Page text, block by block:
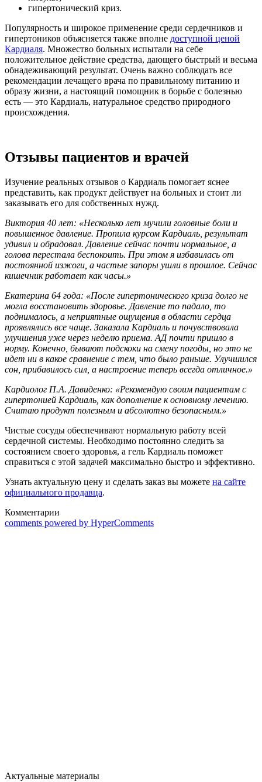
гипертонический криз.
Популярность и широкое применение среди сердечников и
гипертоников объясняется также вполне доступной ценой
Кардиаля. Множество больных испытали на себе
положительное действие средства, дающего быстрый и весьма
обнадеживающий результат. Очень важно соблюдать все
рекомендации лечащего врача по правильному питанию и
образу жизни, а настоящий помощник в борьбе с болезнью
есть — это Кардиаль, натуральное средство природного
происхождения.
Отзывы пациентов и врачей
Изучение реальных отзывов о Кардиаль помогает яснее
представить, как продукт действует на больных и стоит ли
заказывать его для собственных нужд.
Виктория 40 лет: «Несколько лет мучили головные боли и
повышенное давление. Пропила курсом Кардиаль, результат
удивил и обрадовал. Давление сейчас почти нормальное, а
голова перестала беспокоить. При этом я избавилась от
постоянной изжоги, а частые запоры ушли в прошлое. Сейчас
кишечник работает как часы.»
Екатерина 64 года: «После гипертонического криза долго не
могла восстановить здоровье. Давление то падало, то
поднималось, а неприятные ощущения в области сердца
проявлялись все чаще. Заказала Кардиаль и почувствовала
улучшения уже через неделю приема. АД почти пришло в
норму. Конечно, бывают подскоки на смену погоды, но это не
идет ни в какое сравнение с тем, что было раньше. Улучшился
сон, прибавилось сил, а настроение теперь всегда отличное.»
Кардиолог П.А. Давиденко: «Рекомендую своим пациентам с
гипертонией Кардиаль, как дополнение к основному лечению.
Считаю продукт полезным и абсолютно безопасным.»
Чистые сосуды обеспечивают нормальную работу всей
сердечной системы. Необходимо постоянно следить за
состоянием своего здоровья, а гель Кардиаль поможет
справиться с этой задачей максимально быстро и эффективно.
Узнать актуальную цену и сделать заказ вы можете на сайте
официального продавца.
Комментарии
comments powered by HyperComments
Актуальные материалы